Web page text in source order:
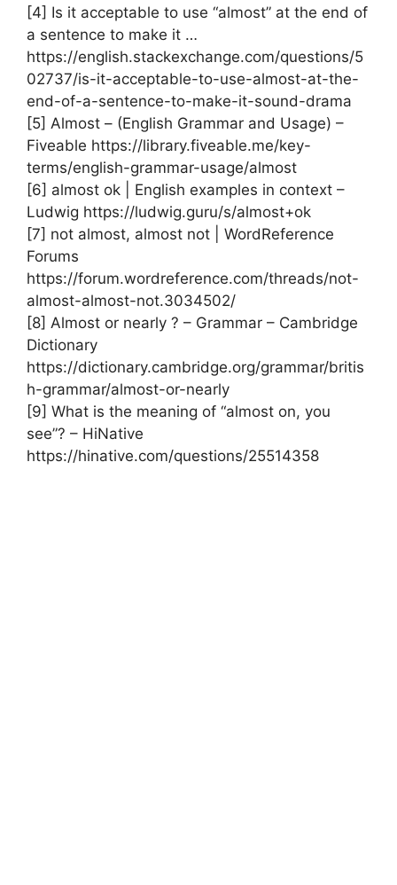
[4] Is it acceptable to use “almost” at the end of
a sentence to make it …
https://english.stackexchange.com/questions/5
02737/is-it-acceptable-to-use-almost-at-the-
end-of-a-sentence-to-make-it-sound-drama
[5] Almost – (English Grammar and Usage) –
Fiveable https://library.fiveable.me/key-
terms/english-grammar-usage/almost
[6] almost ok | English examples in context –
Ludwig https://ludwig.guru/s/almost+ok
[7] not almost, almost not | WordReference
Forums
https://forum.wordreference.com/threads/not-
almost-almost-not.3034502/
[8] Almost or nearly ? – Grammar – Cambridge
Dictionary
https://dictionary.cambridge.org/grammar/britis
h-grammar/almost-or-nearly
[9] What is the meaning of “almost on, you
see”? – HiNative
https://hinative.com/questions/25514358